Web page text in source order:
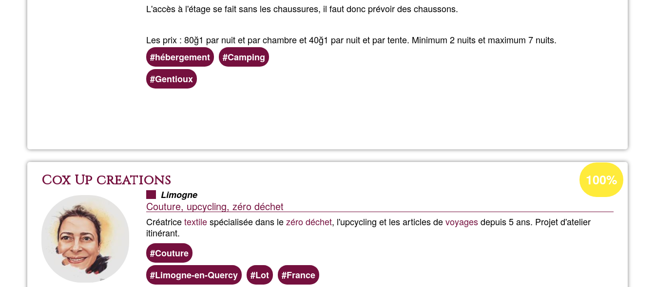
L'accès à l'étage se fait sans les chaussures, il faut donc prévoir des chaussons.
Les prix : 80ğ1 par nuit et par chambre et 40ğ1 par nuit et par tente. Minimum 2 nuits et maximum 7 nuits.
hébergement
Camping
Bevorzugte
(geografische)
Gentioux
de
ou
Cox Up creations
Limogne
Couture, upcycling, zéro déchet
Créatricetextilespécialisée dans lezéro déchet, l'upcycling et les articles devoyagesdepuis 5 ans. Projet d'atelier
itinérant.
Couture
Limogne-en-Quercy
Lot France
Prozentuale
Annahme
Ğ1
100%